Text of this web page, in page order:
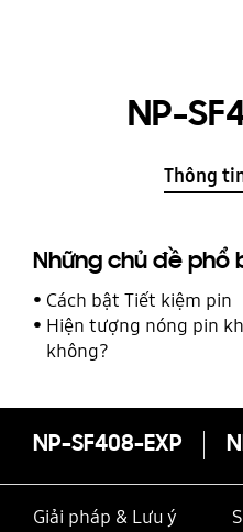
NP-
Thông
Những chủ đề phổ
Cách bật Tiết kiệm pin
Hiện tượng nóng pin
không?
NP-SF408-EXP
Giải pháp & Lưu ý